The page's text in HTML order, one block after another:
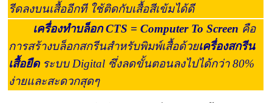
รีดลงบนเสื้ออีกที ใช้ติดกับเสื้อสีเข้มได้ดี
เครื่องทำบล็อก CTS = Computer To Screen คือ
การสร้างบล็อกสกรีนสำหรับพิมพ์เสื้อด้วยเครื่องสกรีน
เสื้อยืดระบบ Digital ซึ่งลดขั้นตอนลงไปได้กว่า 80%
ง่ายและสะดวกสุดๆ